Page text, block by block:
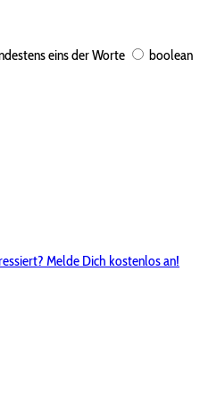
eins der Worte boolean
Melde Dich kostenlos an!